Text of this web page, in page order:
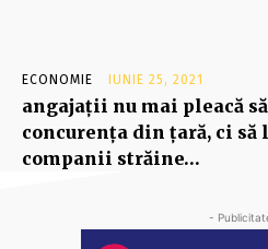
ECONOMIE IUNIE 25, 2021
angajaţii nu mai pleacă
concurenţa din ţară, ci să
companii străine…
-